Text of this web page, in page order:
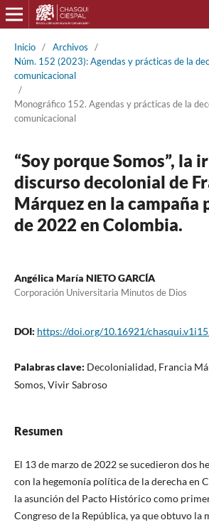
Inicio / Archivos
/
Núm. 152 (2023): Agendas y prácticas de la
comunicacional
/
Monográfico 152. Agendas y prácticas de la
comunicacional
“Soy porque Somos”, la
discurso decolonial de
Márquez en la campaña
de 2022 en Colombia.
Angélica María NIETO GARCÍA
Corporación Universitaria Minutos de Dios
DOI: https://doi.org/10.16921/
Palabras clave: Decolonialidad, Francia
Somos, Vivir Sabroso
Resumen
El 13 de marzo de 2022 se sucedieron dos
con la hegemonía política de la derecha en
la asunción del Pacto Histórico como
Congreso de la República, ya que obtuvo la